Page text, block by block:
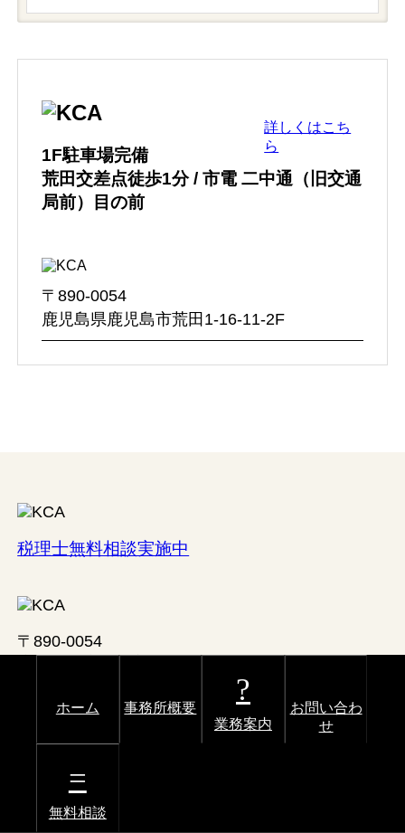
1F駐車場完備
荒田交差点徒歩1分 / 市電 二中通（旧交通
局前）
目の前
〒890-0054
鹿児島県鹿児島市荒田1-16-11-2F
詳しくはこち
ら
税理士無料相談実施中
〒890-0054
© 2015 鹿児島の税理士「鹿児島中央会計事務所」 All rights
ホーム
事務所概要
業務案内
お問い合わ
せ
無料相談